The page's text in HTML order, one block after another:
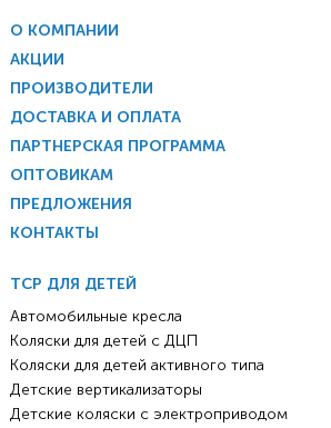
О КОМПАНИИ
АКЦИИ
ПРОИЗВОДИТЕЛИ
ДОСТАВКА И ОПЛАТА
ПАРТНЕРСКАЯ ПРОГРАММА
ОПТОВИКАМ
ПРЕДЛОЖЕНИЯ
КОНТАКТЫ
ТСР ДЛЯ ДЕТЕЙ
Автомобильные кресла
Коляски для детей с ДЦП
Коляски для детей активного типа
Детские вертикализаторы
Детские коляски с электроприводом